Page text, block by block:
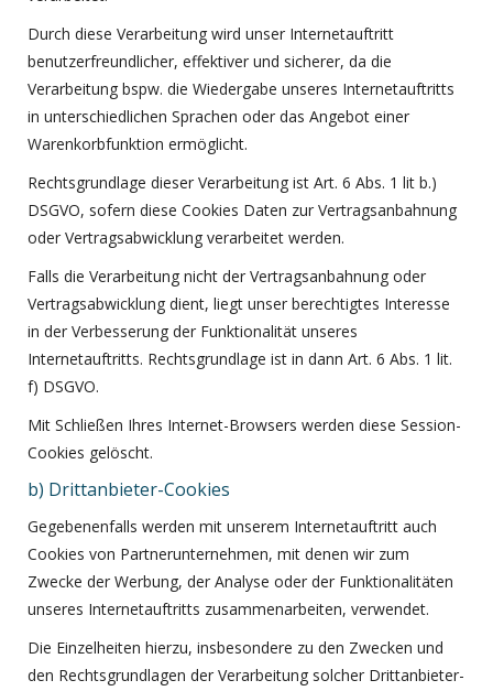
Durch diese Verarbeitung wird unser Internetauftritt
benutzerfreundlicher, effektiver und sicherer, da die
Verarbeitung bspw. die Wiedergabe unseres Internetauftritts
in unterschiedlichen Sprachen oder das Angebot einer
Warenkorbfunktion ermöglicht.
Rechtsgrundlage dieser Verarbeitung ist Art. 6 Abs. 1 lit b.)
DSGVO, sofern diese Cookies Daten zur Vertragsanbahnung
oder Vertragsabwicklung verarbeitet werden.
Falls die Verarbeitung nicht der Vertragsanbahnung oder
Vertragsabwicklung dient, liegt unser berechtigtes Interesse
in der Verbesserung der Funktionalität unseres
Internetauftritts. Rechtsgrundlage ist in dann Art. 6 Abs. 1 lit.
f) DSGVO.
Mit Schließen Ihres Internet-Browsers werden diese Session-
Cookies gelöscht.
b) Drittanbieter-Cookies
Gegebenenfalls werden mit unserem Internetauftritt auch
Cookies von Partnerunternehmen, mit denen wir zum
Zwecke der Werbung, der Analyse oder der Funktionalitäten
unseres Internetauftritts zusammenarbeiten, verwendet.
Die Einzelheiten hierzu, insbesondere zu den Zwecken und
den Rechtsgrundlagen der Verarbeitung solcher Drittanbieter-